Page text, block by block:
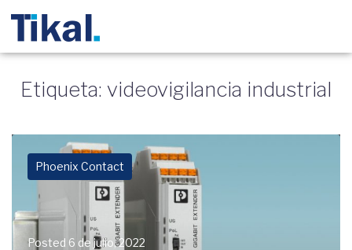
Etiqueta: videovigilancia industrial
Phoenix Contact
Posted 6 de julio, 2022